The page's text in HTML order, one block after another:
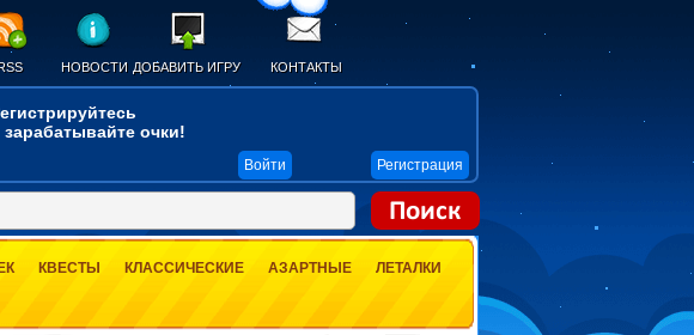
НОВОСТИ ДОБАВИТЬ ИГРУ КОНТАКТЫ
зарабатывайте очки!
Войти Регистрация
КВЕСТЫ КЛАССИЧЕСКИЕ АЗАРТНЫЕ
ЛЕТАЛКИ